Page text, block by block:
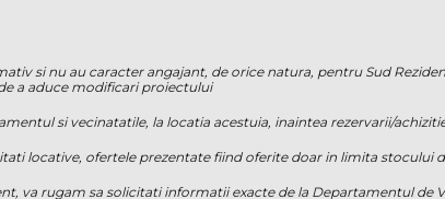
si nu au caracter angajant, de orice natura, pentru Sud
a aduce modificari proiectului
si vecinatatile, la locatia acestuia, inaintea rezervarii/
locative, ofertele prezentate fiind oferite doar in limita stocului
va rugam sa solicitati informatii exacte de la Departamentul de